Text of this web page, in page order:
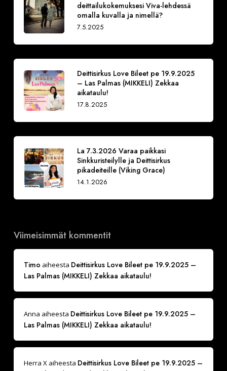
deittailukokemuksesi Viva-lehdessä
omalla kuvalla ja nimellä?
7.5.2025
Deittisirkus Love Bileet pe 19.9.2025
– Las Palmas (MIKKELI) Zekkaa
aikataulu!
17.8.2025
La 7.3.2026 Varaa paikkasi
Sinkkuristeilylle ja Deittisirkus
pikadeiteille (Viking Grace)
14.1.2026
Viimeisimmät kommentit
Timo aiheesta Deittisirkus Love Bileet pe 19.9.2025 –
Las Palmas (MIKKELI) Zekkaa aikataulu!
Anna aiheesta Deittisirkus Love Bileet pe 19.9.2025 –
Las Palmas (MIKKELI) Zekkaa aikataulu!
Herra Xaiheesta Deittisirkus Love Bileet pe 19.9.2025 –